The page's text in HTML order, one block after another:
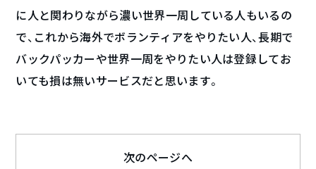
に人と関わりながら濃い世界一周している人もいるの
で、これから海外でボランティアをやりたい人、長期で
バックパッカーや世界一周をやりたい人は登録してお
いても損は無いサービスだと思います。
次のページへ